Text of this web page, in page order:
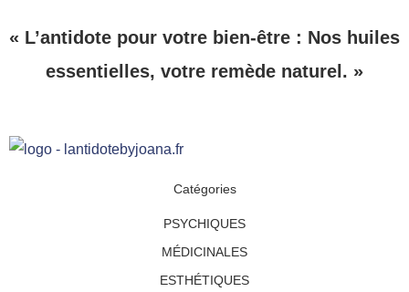
« L’antidote pour votre bien-être : Nos huiles
essentielles, votre remède naturel. »
Catégories
PSYCHIQUES
MÉDICINALES
ESTHÉTIQUES